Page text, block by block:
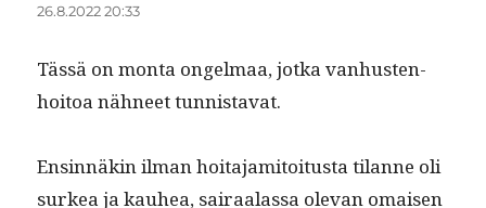
26.8.2022 20:33
Tässä on mon­ta ongel­maa, jot­ka van­hus­ten­
hoitoa näh­neet tunnistavat.
Ensin­näkin ilman hoita­jami­toi­tus­ta tilanne oli
surkea ja kauhea, sairaalas­sa ole­van omaisen